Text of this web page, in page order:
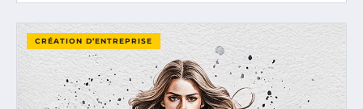
CRÉATION D’ENTREPRISE